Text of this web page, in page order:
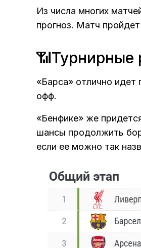
Из числа многих
прогноз. Матч
📶Турнирные
«Барса» отлично идет
офф.
«Бенфике» же
шансы продолжить
если ее можно так